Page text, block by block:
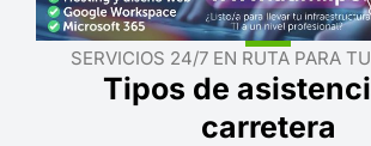
SERVICIOS 24/7 EN RUTA PARA
Tipos de
carretera